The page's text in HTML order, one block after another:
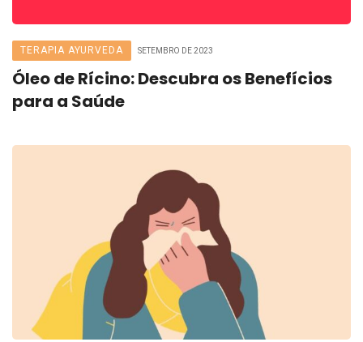
TERAPIA AYURVEDA SETEMBRO DE 2023
Óleo de Rícino: Descubra os Benefícios
para a Saúde